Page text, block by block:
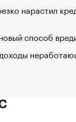
нарастил
способ